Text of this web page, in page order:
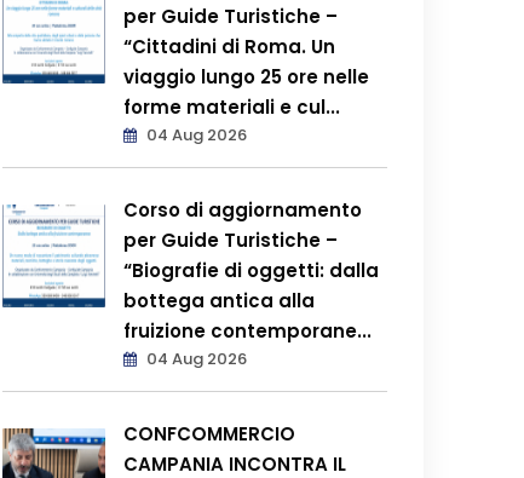
per Guide Turistiche –
“Cittadini di Roma. Un
viaggio lungo 25 ore nelle
forme materiali e cul...
04 Aug 2026
Corso di aggiornamento
per Guide Turistiche –
“Biografie di oggetti: dalla
bottega antica alla
fruizione contemporane...
04 Aug 2026
CONFCOMMERCIO
CAMPANIA INCONTRA IL